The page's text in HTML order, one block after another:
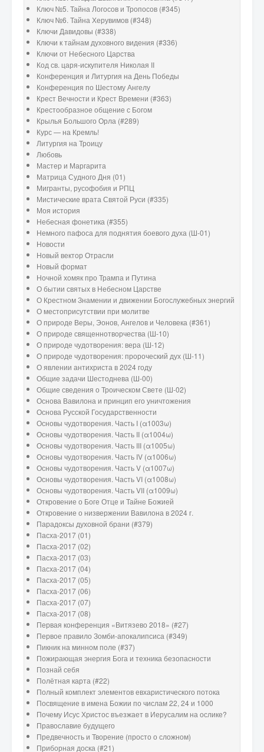
Ключ №5. Тайна Логосов и Тропосов (#345)
Ключ №6. Тайна Херувимов (#348)
Ключи Давидовы (#338)
Ключи к тайнам духовного видения (#336)
Ключи от Небесного Царства
Код св. царя-искупителя Николая II
Конференция и Литургия на День Победы
Конференция по Шестому Ангелу
Крест Вечности и Крест Времени (#363)
Крестообразное общение с Богом
Крылья Большого Орла (#289)
Курс — на Кремль!
Литургия на Троицу
Любовь
Мастер и Маргарита
Матрица Судного Дня (01)
Мигранты, русофобия и РПЦ
Мистические врата Святой Руси (#335)
Моя история
Небесная фонетика (#355)
Немного пафоса для поднятия боевого духа (Ш-01)
Новости
Новый вектор Отрасли
Новый формат
Ночной хомяк про Трампа и Путина
О бытии святых в Небесном Царстве
О Крестном Знамении и движении Богослужебных энергий
О местоприсутствии при молитве
О природе Веры, Эонов, Ангелов и Человека (#361)
О природе священнотворчества (Ш-10)
О природе чудотворения: вера (Ш-12)
О природе чудотворения: пророческий дух (Ш-11)
О явлении антихриста в 2024 году
Общие задачи Шестоднева (Ш-00)
Общие сведения о Троическом Свете (Ш-02)
Основа Вавилона и принцип его уничтожения
Основа Русской Государственности
Основы чудотворения. Часть I (α1003ω)
Основы чудотворения. Часть II (α1004ω)
Основы чудотворения. Часть III (α1005ω)
Основы чудотворения. Часть IV (α1006ω)
Основы чудотворения. Часть V (α1007ω)
Основы чудотворения. Часть VI (α1008ω)
Основы чудотворения. Часть VII (α1009ω)
Откровение о Боге Отце и Тайне Божией
Откровение о низвержении Вавилона в 2024 г.
Парадоксы духовной брани (#379)
Пасха-2017 (01)
Пасха-2017 (02)
Пасха-2017 (03)
Пасха-2017 (04)
Пасха-2017 (05)
Пасха-2017 (06)
Пасха-2017 (07)
Пасха-2017 (08)
Первая конференция «Витязево 2018» (#27)
Первое правило Зомби-апокалипсиса (#349)
Пикник на минном поле (#37)
Пожирающая энергия Бога и техника безопасности
Познай себя
Полётная карта (#22)
Полный комплект элементов евхаристического потока
Посвящение в имена Божии по числам 22, 24 и 1000
Почему Исус Христос въезжает в Иерусалим на ослике?
Православие будущего
Предвечность и Творение (просто о сложном)
Приборная доска (#21)